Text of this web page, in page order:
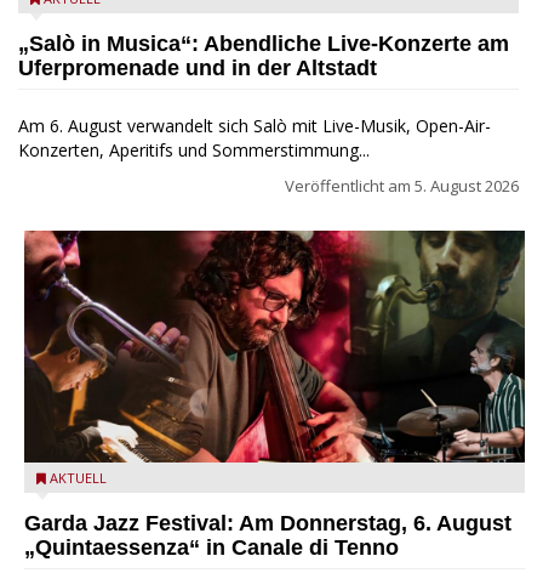
„Salò in Musica“: Abendliche Live-Konzerte am
Uferpromenade und in der Altstadt
Am 6. August verwandelt sich Salò mit Live-Musik, Open-Air-
Konzerten, Aperitifs und Sommerstimmung...
Veröffentlicht am 5. August 2026
Das Ensemble Quintaessenza zu Gast beim Garda Jazz
AKTUELL
Garda Jazz Festival: Am Donnerstag, 6. August
„Quintaessenza“ in Canale di Tenno